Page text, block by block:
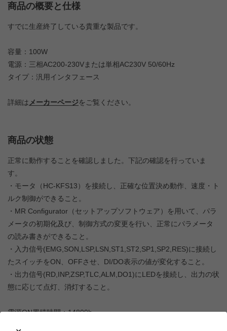
商品の概要と仕様
すでに生産終了している貴重な製品です。
容量：100W
電源：三相AC200-230Vまたは単相AC230V 50/60Hz
タイプ：汎用インタフェース
詳細はメーカーページをご覧ください。
商品の状態
正常に動作することを確認しました。下記の確認を行っていま
す。
・モータ（HC-KFS13）を接続し、正確な位置決め動作、速度・ト
ルク制御ができること。
・MR Configurator（セットアップソフトウェア）を用いて、パラ
メータの初期化及び、制御方式の変更を行い、正常にパラメータ
の読み書きができること。
・入力信号(EMG,SON,LSP,LSN,ST1,ST2,SP1,SP2,RES)に接続し
たスイッチをON、OFFさせ、DI/DO表示の値が変化すること。
・出力信号(RD,INP,ZSP,TLC,ALM,DO1)にLEDを接続し、出力の状
態に応じて点灯、消灯すること。
電源ON累積時間：14809h